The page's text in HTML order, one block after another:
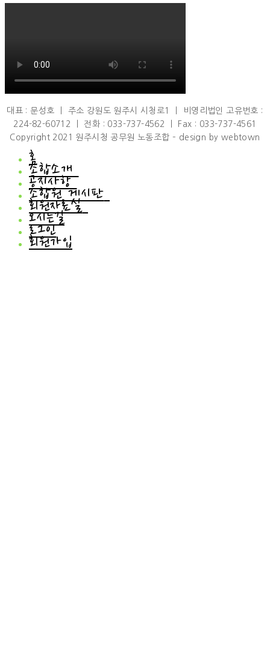
대표 : 문성호 ㅣ 주소 강원도 원주시 시청로1 ㅣ 비영리법인 고유번호 :
224-82-60712 ㅣ 전화 : 033-737-4562 ㅣ Fax : 033-737-4561
Copyright 2021 원주시청 공무원 노동조합 – design by webtown
홈
조합소개
조합소개
인사말
연혁
조직도
규약/규정
공지사항
공지사항
공지사항
언론브리핑
조합원 게시판
조합원 게시판
하소연
조합원소식
설문조사
조합차량 신청 게시판
회원자료실
회원자료실
회원자료실
회원갤러리
행사사진
오시는길
로그인
회원가입